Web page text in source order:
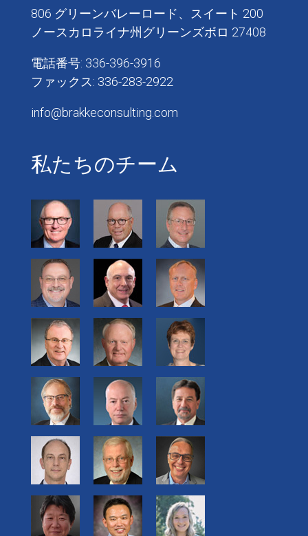
806 グリーンバレーロード、スイート 200
ノースカロライナ州グリーンズボロ 27408
電話番号: 336-396-3916
ファックス: 336-283-2922
info@brakkeconsulting.com
私たちのチーム